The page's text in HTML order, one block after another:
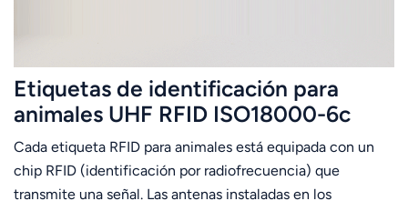
Etiquetas de identificación para
animales UHF RFID ISO18000-6c
Gen2
Cada etiqueta RFID para animales está equipada con un
chip RFID (identificación por radiofrecuencia) que
transmite una señal. Las antenas instaladas en los